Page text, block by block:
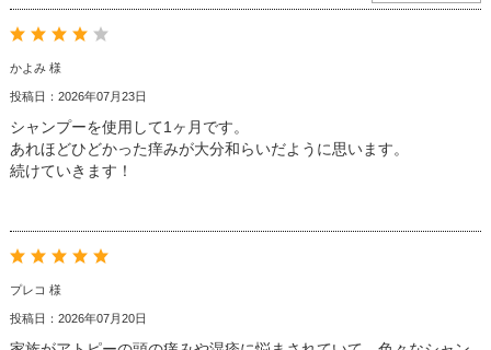
かよみ 様
投稿日：2026年07月23日
シャンプーを使用して1ヶ月です。
あれほどひどかった痒みが大分和らいだように思います。
続けていきます！
プレコ 様
投稿日：2026年07月20日